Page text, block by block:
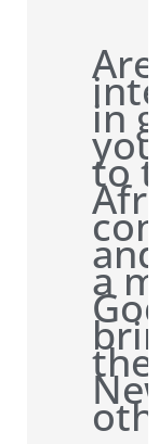
in
to
a